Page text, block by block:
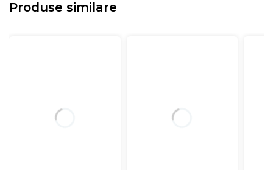
Produse similare